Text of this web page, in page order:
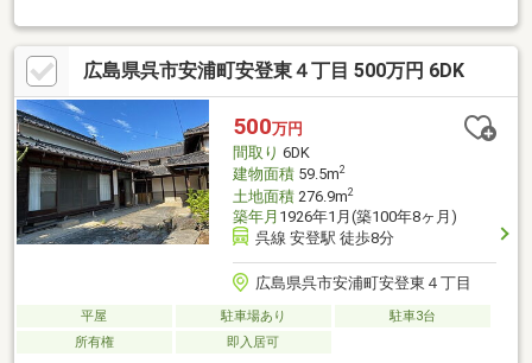
広島県呉市安浦町安登東４丁目 500万円 6DK
500万円
間取り 6DK
建物面積59.5m2
土地面積276.9m2
築年月 1926年1月(築100年8ヶ月)
呉線 安登駅 徒歩8分
広島県呉市安浦町安登東４丁目
平屋 駐車場あり
駐車3台
所有権
即入居可